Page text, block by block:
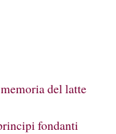
del latte
fondanti